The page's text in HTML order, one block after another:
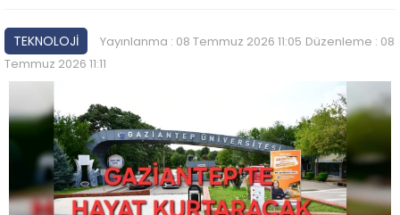
TEKNOLOJİ Yayınlanma : 08 Temmuz 2026 11:05 Düzenleme : 08
Temmuz 2026 11:11